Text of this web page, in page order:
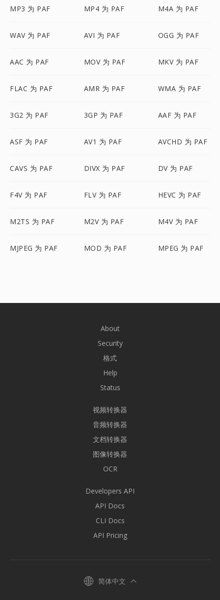
MP3 为 PAF MP4 为 PAF M4A 为 PAF
WAV 为 PAF AVI 为 PAF OGG 为 PAF
AAC 为 PAF MOV 为 PAF MKV 为 PAF
FLAC 为 PAF AMR 为 PAF WMA 为 PAF
3G2 为 PAF 3GP 为 PAF AAF 为 PAF
ASF 为 PAF AV1 为 PAF AVCHD 为 PAF
CAVS 为 PAF DIVX 为 PAF DV 为 PAF
F4V 为 PAF FLV 为 PAF HEVC 为 PAF
M2TS 为 PAF M2V 为 PAF M4V 为 PAF
MJPEG 为 PAF MOD 为 PAF MPEG 为 PAF
About
Security
格式
Help
Status
视频转换器
音频转换器
文档转换器
图像转换器
OCR
Developers API
API Docs
CLI Docs
API Pricing
简体中文